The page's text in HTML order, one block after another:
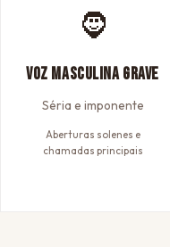
🧔
Voz Masculina Grave
Séria e imponente
Aberturas solenes e
chamadas principais